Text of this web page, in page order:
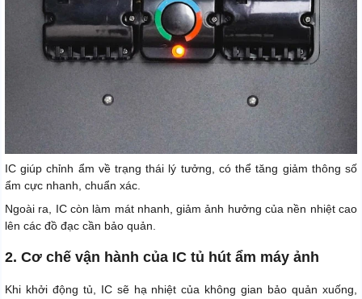
IC giúp chỉnh ẩm về trạng thái lý tưởng, có thể tăng giảm thông số
ẩm cực nhanh, chuẩn xác.
Ngoài ra, IC còn làm mát nhanh, giảm ảnh hưởng của nền nhiệt cao
lên các đồ đạc cần bảo quản.
2. Cơ chế vận hành của IC tủ hút ẩm máy ảnh
Khi khởi động tủ, IC sẽ hạ nhiệt của không gian bảo quản xuống,